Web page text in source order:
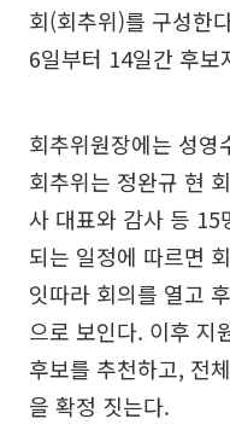
회(회추위)를 구성한
6일부터 14일간 후보
회추위원장에는 성영
회추위는 정완규 현
사 대표와 감사 등 15
되는 일정에 따르면
잇따라 회의를 열고
으로 보인다. 이후 지
후보를 추천하고, 전
을 확정 짓는다.